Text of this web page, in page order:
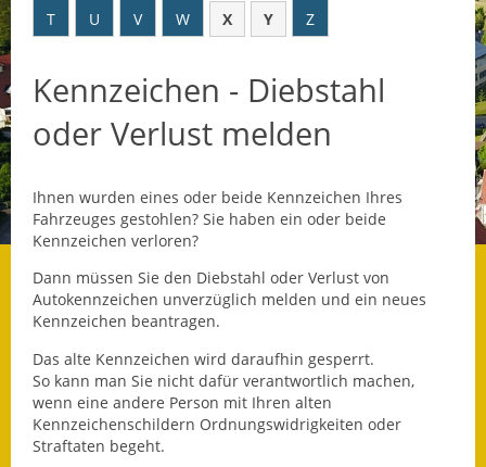
Datenschutz
Datenschutz im
Steueramt
Geschichte und
Gegenwart
Was die Alten noch
wussten!
Informationsbroschüre
T
U V W X Y Z
Kennzeichen - Diebstahl
oder Verlust melden
Ihnen wurden eines oder beide Kennzeichen Ihres
Fahrzeuges gestohlen? Sie haben ein oder beide
Kennzeichen verloren?
Dann müssen Sie den Diebstahl oder Verlust von
Autokennzeichen unverzüglich melden und ein neues
Kennzeichen beantragen.
Das alte Kennzeichen wird daraufhin gesperrt.
So kann man Sie nicht dafür verantwortlich machen,
wenn eine andere Person mit Ihren alten
Kennzeichenschildern Ordnungswidrigkeiten oder
Straftaten begeht.